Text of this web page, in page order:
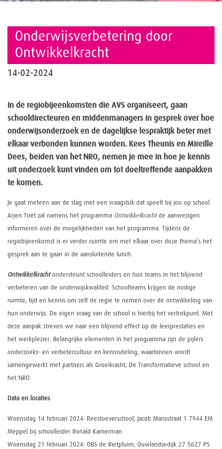
Onderwijsverbetering door
Ontwikkelkracht
14-02-2024
In de regiobijeenkomsten die AVS organiseert, gaan
schooldirecteuren en middenmanagers in gesprek over hoe
onderwijsonderzoek en de dagelijkse lespraktijk beter met
elkaar verbonden kunnen worden. Kees Theunis en Mireille
Dees, beiden van het NRO, nemen je mee in hoe je kennis
uit onderzoek kunt vinden om tot doeltreffende aanpakken
te komen.
Je gaat meteen aan de slag met een vraagstuk dat speelt bij jou op school.
Arjen Toet zal namens het programma Ontwikkelkrachtde aanwezigen
informeren over de mogelijkheden van het programma. Tijdens de
regiobijeenkomst is er verder ruimte om met elkaar over deze thema’s het
gesprek aan te gaan in de aansluitende lunch.
Ontwikkelkrachtondersteunt schoolleiders en hun teams in het blijvend
verbeteren van de onderwijskwaliteit. Schoolteams krijgen de nodige
ruimte, tijd en kennis om zelf de regie te nemen over de ontwikkeling van
hun onderwijs. De eigen vraag van de school is hierbij het vertrekpunt. Met
deze aanpak streven we naar een blijvend effect op de leerprestaties en
het werkplezier. Belangrijke elementen in het programma zijn de pijlers
onderzoeks- en verbetercultuur en kennisdeling, waarbinnen wordt
samengewerkt met partners als Groeikracht, De Transformatieve school en
het NRO.
Data en locaties
Woensdag 14 februari 2024: Reestoeverschool; Jacob Marisstraat 1 7944 EM
Meppel bij schoolleider Ronald Kamerman
Woensdag 21 februari 2024: OBS de Rietpluim; Ouwlandsedijk 27 5627 PS